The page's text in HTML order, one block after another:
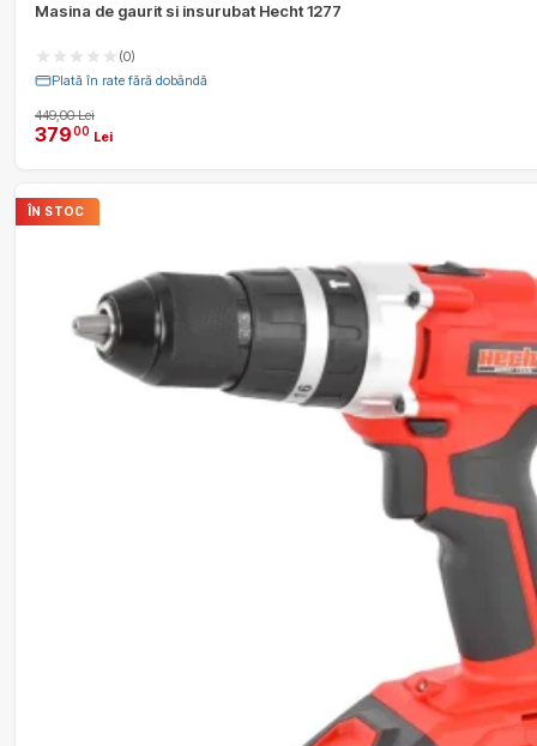
Masina de gaurit si insurubat Hecht 1277
(0)
Plată în rate fără dobândă
449,00 Lei
37900 Lei
ÎN STOC